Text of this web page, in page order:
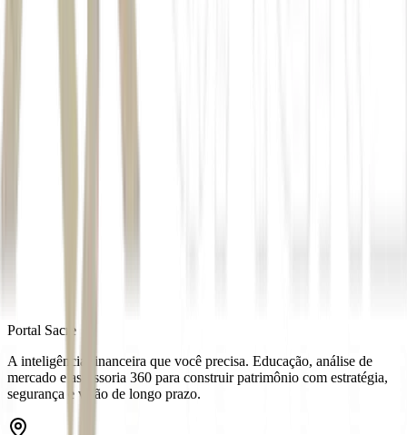
Portal Sacre
A inteligência financeira que você precisa. Educação, análise de
mercado e assessoria 360 para construir patrimônio com estratégia,
segurança e visão de longo prazo.